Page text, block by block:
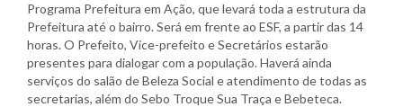
Programa Prefeitura em Ação, que levará toda a estrutura da
Prefeitura até o bairro. Será em frente ao ESF, a partir das 14
horas. O Prefeito, Vice-prefeito e Secretários estarão
presentes para dialogar com a população. Haverá ainda
serviços do salão de Beleza Social e atendimento de todas as
secretarias, além do Sebo Troque Sua Traça e Bebeteca.